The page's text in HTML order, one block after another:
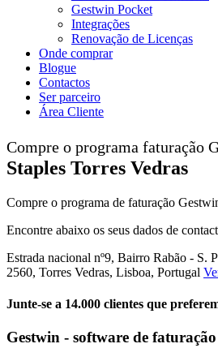
Gestwin Pocket
Integrações
Renovação de Licenças
Onde comprar
Blogue
Contactos
Ser parceiro
Área Cliente
Compre o programa faturação
Staples Torres Vedras
Compre o programa de faturação
Encontre abaixo os seus dados de
Estrada nacional nº9, Bairro Rabão - S.
2560, Torres Vedras, Lisboa, Portugal
Junte-se a 14.000 clientes que
Gestwin - software de